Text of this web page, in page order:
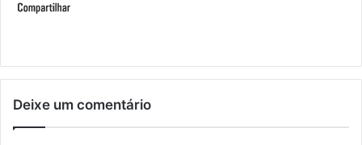
Deixe um comentário